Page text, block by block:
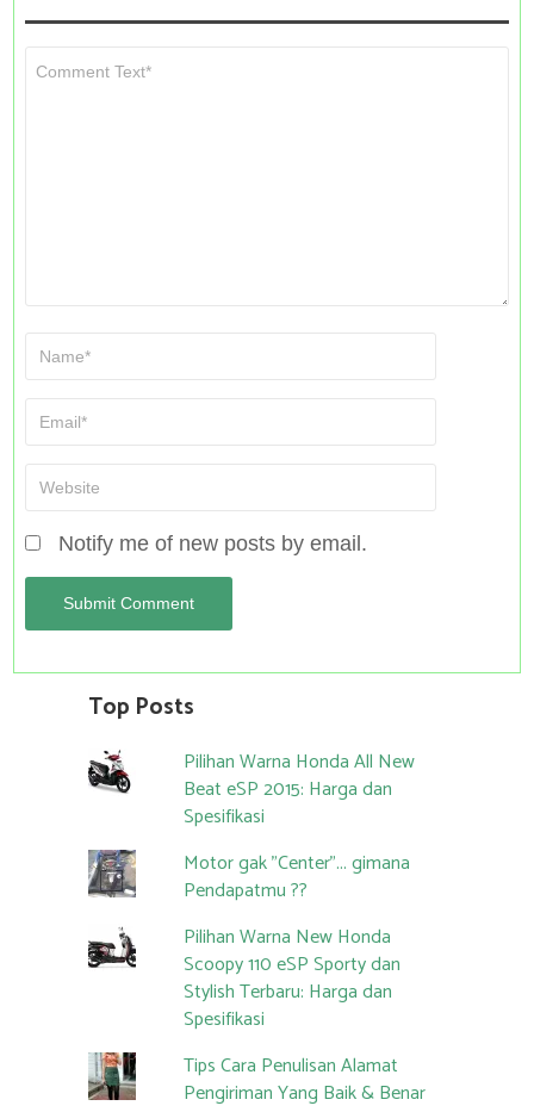
Notify me of new posts by email.
Top Posts
Pilihan Warna Honda All New
Beat eSP 2015: Harga dan
Spesifikasi
Motor gak "Center"... gimana
Pendapatmu ??
Pilihan Warna New Honda
Scoopy 110 eSP Sporty dan
Stylish Terbaru: Harga dan
Spesifikasi
Tips Cara Penulisan Alamat
Pengiriman Yang Baik & Benar